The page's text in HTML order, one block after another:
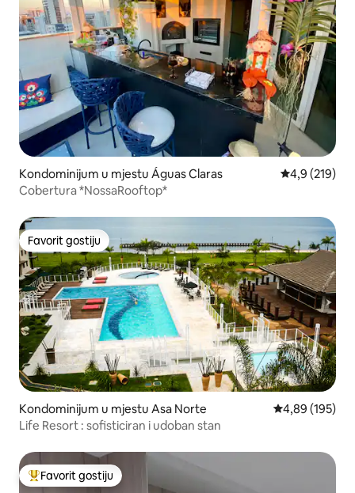
Kondominijum u mjestu Águas Claras prosječna
4,9 (219)
Cobertura *NossaRooftop*
Favorit gostiju
Favorit gostiju
Kondominijum u mjestu Asa Norte prosječna
4,89 (195)
Life Resort : sofisticiran i udoban stan
Glavni favorit gostiju
Favorit gostiju